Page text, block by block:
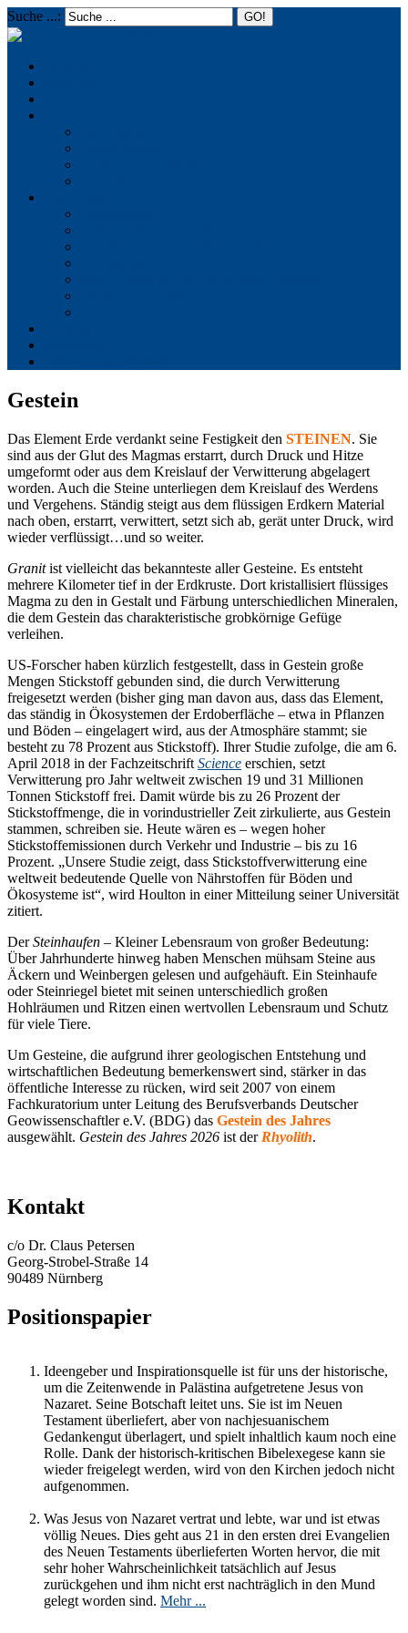
Suche ...:
Gestein
Das Element Erde verdankt seine Festigkeit den STEINEN. Sie
sind aus der Glut des Magmas erstarrt, durch Druck und Hitze
umgeformt oder aus dem Kreislauf der Verwitterung abgelagert
worden. Auch die Steine unterliegen dem Kreislauf des Werdens
und Vergehens. Ständig steigt aus dem flüssigen Erdkern Material
nach oben, erstarrt, verwittert, setzt sich ab, gerät unter Druck, wird
wieder verflüssigt…und so weiter.
Granitist vielleicht das bekannteste aller Gesteine. Es entsteht
mehrere Kilometer tief in der Erdkruste. Dort kristallisiert flüssiges
Magma zu den in Gestalt und Färbung unterschiedlichen Mineralen,
die dem Gestein das charakteristische grobkörnige Gefüge
verleihen.
US-Forscher haben kürzlich festgestellt, dass in Gestein große
Mengen Stickstoff gebunden sind, die durch Verwitterung
freigesetzt werden (bisher ging man davon aus, dass das Element,
das ständig in Ökosystemen der Erdoberfläche – etwa in Pflanzen
und Böden – eingelagert wird, aus der Atmosphäre stammt; sie
besteht zu 78 Prozent aus Stickstoff). Ihrer Studie zufolge, die am 6.
April 2018 in der Fachzeitschrift Science erschien, setzt
Verwitterung pro Jahr weltweit zwischen 19 und 31 Millionen
Tonnen Stickstoff frei. Damit würde bis zu 26 Prozent der
Stickstoffmenge, die in vorindustrieller Zeit zirkulierte, aus Gestein
stammen, schreiben sie. Heute wären es – wegen hoher
Stickstoffemissionen durch Verkehr und Industrie – bis zu 16
Prozent. „Unsere Studie zeigt, dass Stickstoffverwitterung eine
weltweit bedeutende Quelle von Nährstoffen für Böden und
Ökosysteme ist“, wird Houlton in einer Mitteilung seiner Universität
zitiert.
DerSteinhaufen – Kleiner Lebensraum von großer Bedeutung:
Über Jahrhunderte hinweg haben Menschen mühsam Steine aus
Äckern und Weinbergen gelesen und aufgehäuft. Ein Steinhaufe
oder Steinriegel bietet mit seinen unterschiedlich großen
Hohlräumen und Ritzen einen wertvollen Lebensraum und Schutz
für viele Tiere.
Um Gesteine, die aufgrund ihrer geologischen Entstehung und
wirtschaftlichen Bedeutung bemerkenswert sind, stärker in das
öffentliche Interesse zu rücken, wird seit 2007 von einem
Fachkuratorium unter Leitung des Berufsverbands Deutscher
Geowissenschaftler e.V. (BDG) das Gestein des Jahres
ausgewählt. Gestein des Jahres 2026 ist der Rhyolith.
Kontakt
c/o Dr. Claus Petersen
Georg-Strobel-Straße 14
90489 Nürnberg
Positionspapier
Ideengeber und Inspirationsquelle ist für uns der historische,
um die Zeitenwende in Palästina aufgetretene Jesus von
Nazaret. Seine Botschaft leitet uns. Sie ist im Neuen
Testament überliefert, aber von nachjesuanischem
Gedankengut überlagert, und spielt inhaltlich kaum noch eine
Rolle. Dank der historisch-kritischen Bibelexegese kann sie
wieder freigelegt werden, wird von den Kirchen jedoch nicht
aufgenommen.
Was Jesus von Nazaret vertrat und lebte, war und ist etwas
völlig Neues. Dies geht aus 21 in den ersten drei Evangelien
des Neuen Testaments überlieferten Worten hervor, die mit
sehr hoher Wahrscheinlichkeit tatsächlich auf Jesus
zurückgehen und ihm nicht erst nachträglich in den Mund
gelegt worden sind. Mehr ...